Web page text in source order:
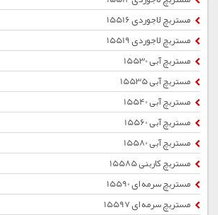
مستربچ لاجوردی 15516
مستربچ لاجوردی 15519
مستربچ آبی 15530
مستربچ آبی 15535
مستربچ آبی 15540
مستربچ آبی 15560
مستربچ آبی 15580
مستربچ کاربنی 15585
مستربچ سرمه ای 15590
مستربچ سرمه ای 15597